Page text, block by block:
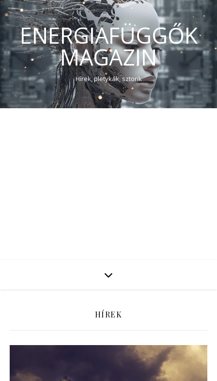
ENERGIAFÜGGŐK
MAGAZIN
Hírek, pletykák, sztorik
HÍREK